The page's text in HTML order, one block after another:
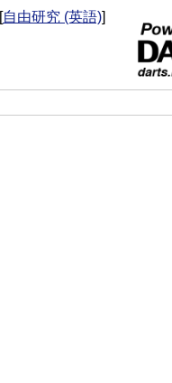
[自由研究 (英語)]